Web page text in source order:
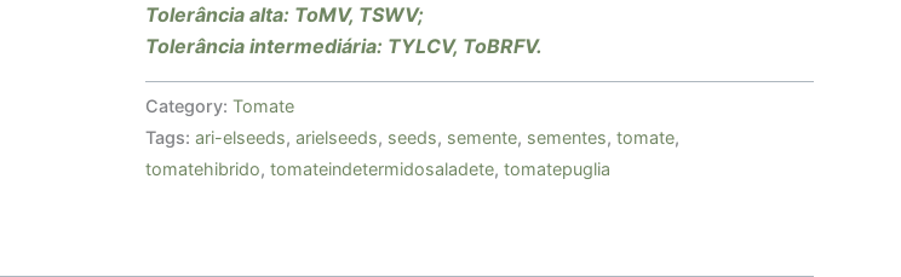
Tolerância alta: ToMV, TSWV;
Tolerância intermediária: TYLCV, ToBRFV.
Category: Tomate
Tags: ari-elseeds, arielseeds, seeds, semente, sementes, tomate,
tomatehibrido, tomateindetermidosaladete, tomatepuglia